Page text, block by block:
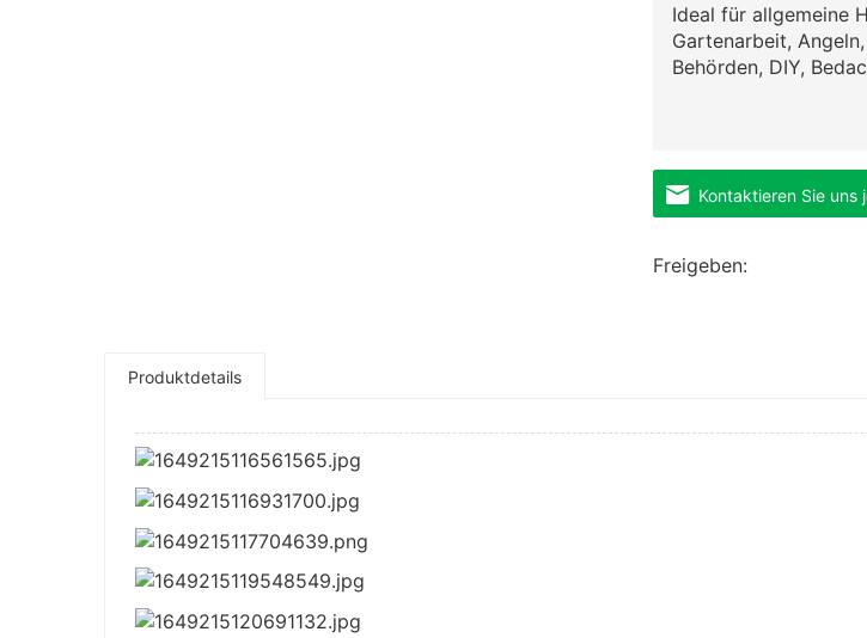
Ideal für allgemeine
Gartenarbeit,
Behörden, DIY,
Kontaktieren Sie uns
Freigeben:
Produktdetails